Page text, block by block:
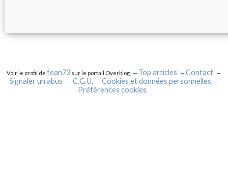
Voir le profil defean73 sur le portail Overblog Top articles
Contact
Signaler un abus
C.G.U.
Cookies et données personnelles
Préférences cookies